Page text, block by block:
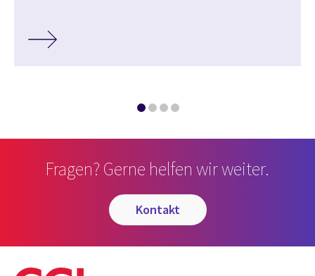
Fragen? Gerne helfen wir weiter.
kontakt